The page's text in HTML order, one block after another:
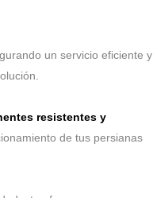
un servicio eficiente y
resistentes y
de tus persianas